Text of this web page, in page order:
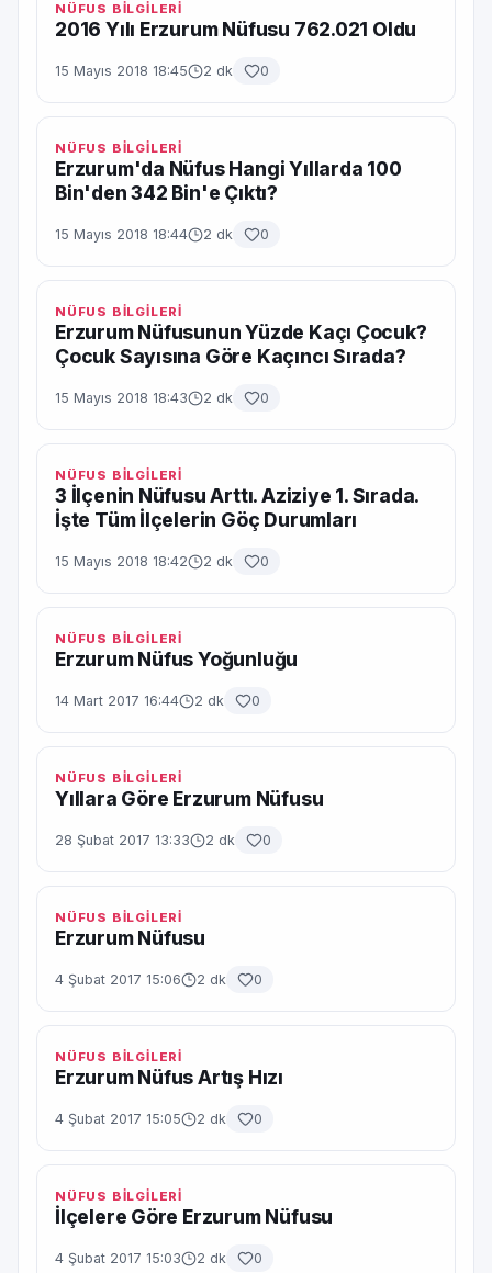
NÜFUS BİLGİLERİ
2016 Yılı Erzurum Nüfusu 762.021 Oldu
15 Mayıs 2018 18:45 2 dk 0
NÜFUS BİLGİLERİ
Erzurum'da Nüfus Hangi Yıllarda 100
Bin'den 342 Bin'e Çıktı?
15 Mayıs 2018 18:44 2 dk 0
NÜFUS BİLGİLERİ
Erzurum Nüfusunun Yüzde Kaçı Çocuk?
Çocuk Sayısına Göre Kaçıncı Sırada?
15 Mayıs 2018 18:43 2 dk 0
NÜFUS BİLGİLERİ
3 İlçenin Nüfusu Arttı. Aziziye 1. Sırada.
İşte Tüm İlçelerin Göç Durumları
15 Mayıs 2018 18:42 2 dk 0
NÜFUS BİLGİLERİ
Erzurum Nüfus Yoğunluğu
14 Mart 2017 16:44 2 dk 0
NÜFUS BİLGİLERİ
Yıllara Göre Erzurum Nüfusu
28 Şubat 2017 13:33 2 dk 0
NÜFUS BİLGİLERİ
Erzurum Nüfusu
4 Şubat 2017 15:06 2 dk 0
NÜFUS BİLGİLERİ
Erzurum Nüfus Artış Hızı
4 Şubat 2017 15:05 2 dk 0
NÜFUS BİLGİLERİ
İlçelere Göre Erzurum Nüfusu
4 Şubat 2017 15:03 2 dk 0